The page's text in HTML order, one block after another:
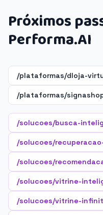
Próximos
Performa.AI
/plataformas/dloja-
/plataformas/
/solucoes/busca-
/solucoes/
/solucoes/
/solucoes/vitrine-
/solucoes/vitrine-